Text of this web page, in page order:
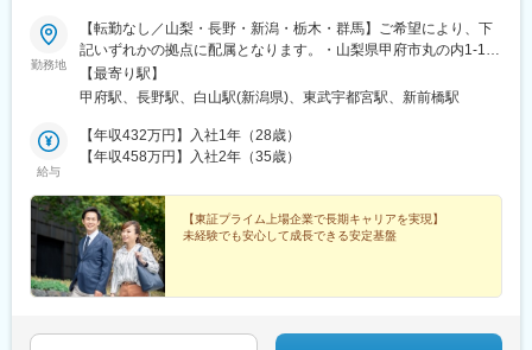
向を考慮し、エンジニアスペシャリスト、現場・請負マネジメン
ト、管理経営部門などのポジションを用意しています。
【長期就業のための手厚いサポート】年休120日以上/月残業18時
間/有給取得率71％/男性の育児・看護休暇も運用実績あり/子ども
得企業)/育児休暇からの復帰率92％
勤務地
【転勤なし／山梨・長野・新潟・栃木・群馬】ご希望により、下
記いずれかの拠点に配属となります。・山梨県甲府市丸の内1-1-
20・長野県長野市稲葉210-2・新潟県新潟市中央区川岸町1-49・
栃木県宇都宮市中央3-1-2・群馬県前橋市元総社町189※屋内原則
【最寄り駅】
甲府駅、長野駅、白山駅(新潟県)、東武宇都宮駅、新前橋駅
給与
【年収432万円】入社1年（28歳）
【年収458万円】入社2年（35歳）
【東証プライム上場企業で長期キャリアを実現】
未経験でも安心して成長できる安定基盤